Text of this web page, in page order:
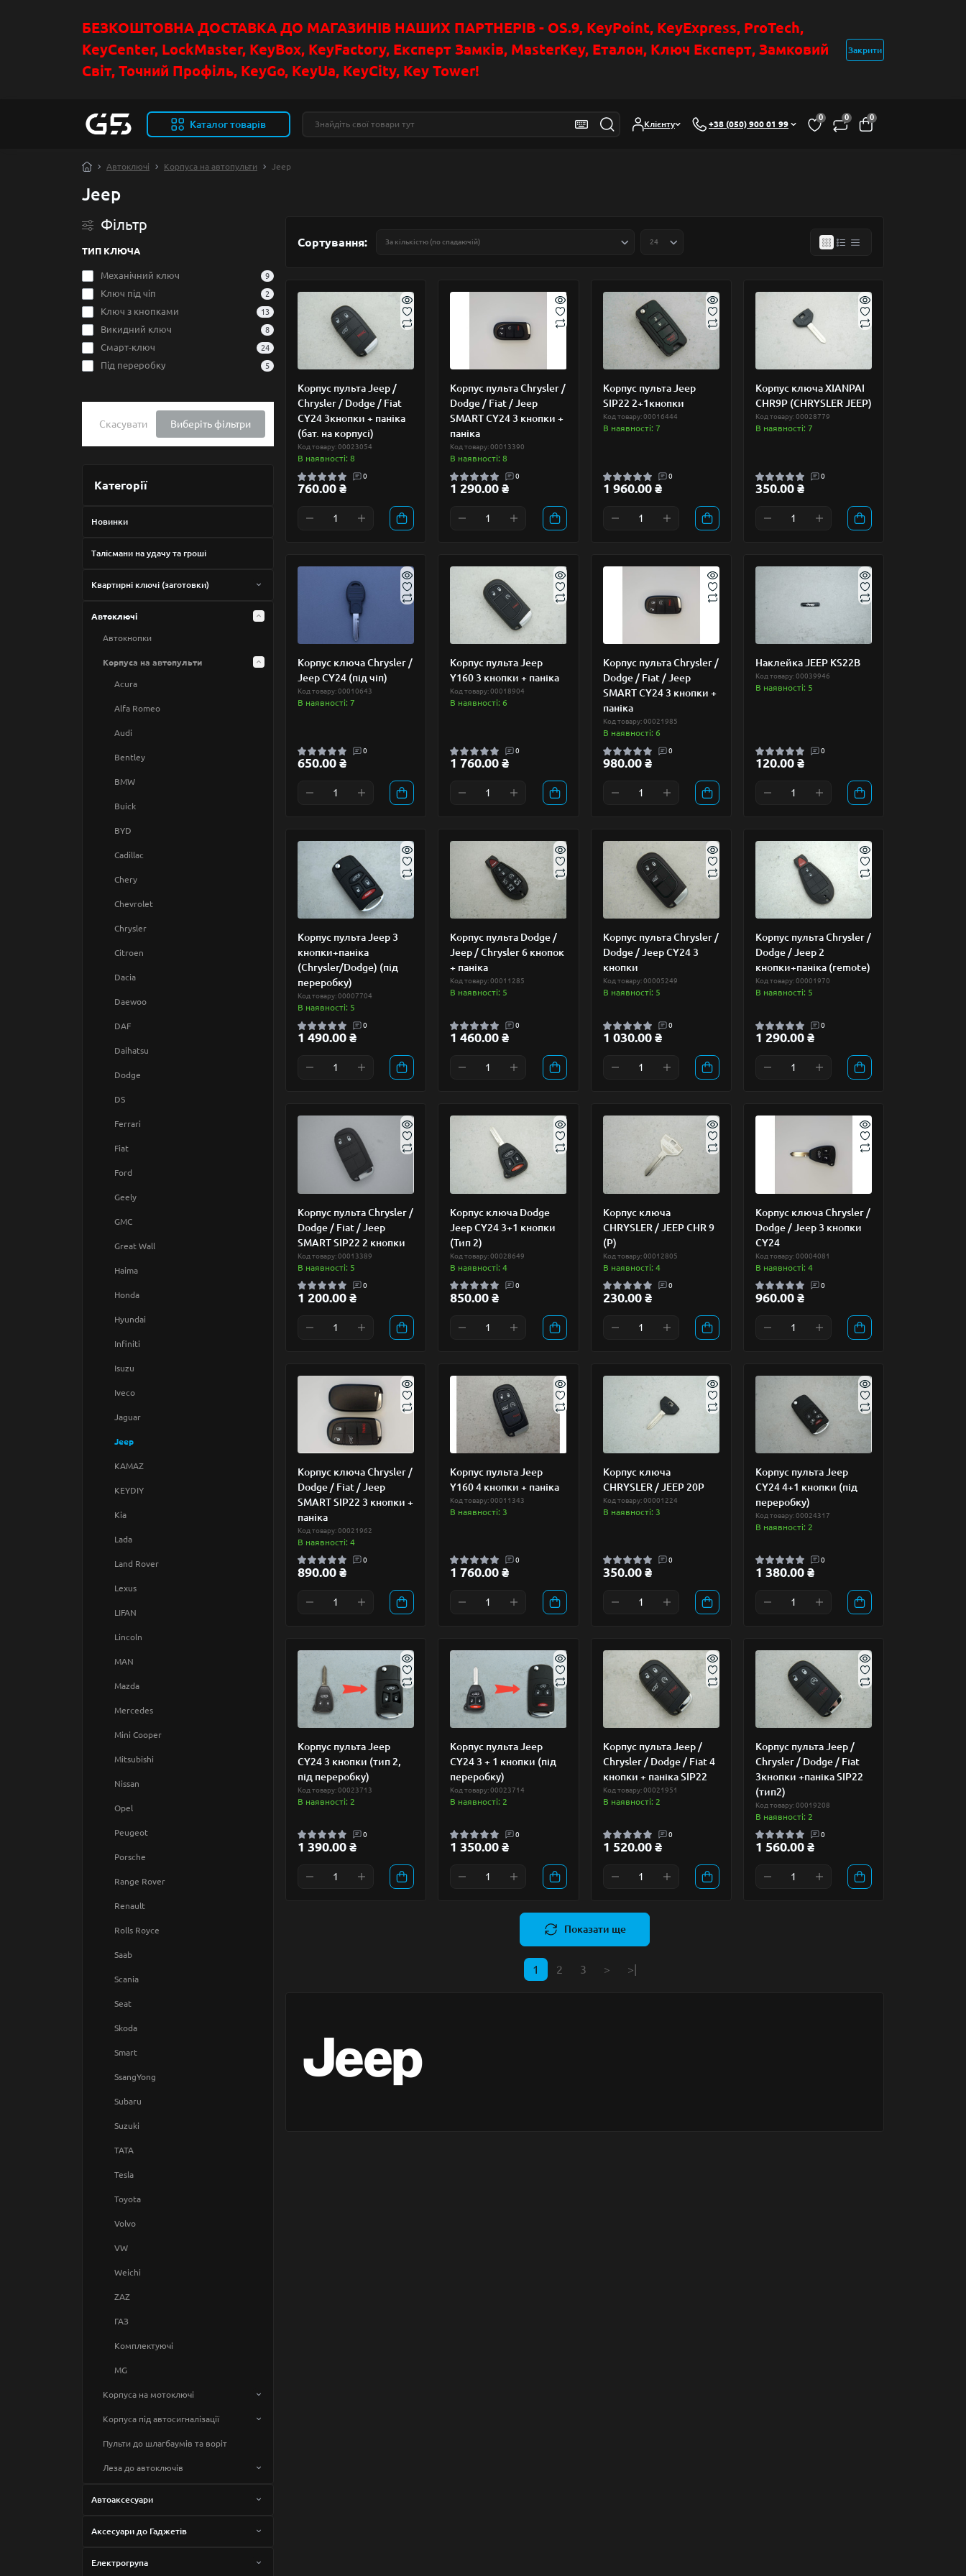
БЕЗКОШТОВНА ДОСТАВКА ДО МАГАЗИНІВ НАШИХ ПАРТНЕРІВ - OS.9, KeyPoint, KeyExpress, ProTech,
KeyCenter, LockMaster, KeyBox, KeyFactory, Експерт Замків, MasterKey, Еталон, Ключ Експерт, Замковий
Світ, Точний Профіль, KeyGo, KeyUa, KeyCity, Key Tower!
Закрити
Каталог товарів Клієнту +38 (050) 900 01 99
0 0 0
Автоключі Корпуса на автопульти Jeep
Jeep
Фільтр
ТИП КЛЮЧА
Механічний ключ 9
Ключ під чіп 2
Ключ з кнопками 13
Викидний ключ 8
Смарт-ключ 24
Під переробку 5
Скасувати Виберіть фільтри
Категорії
Новинки
Талісмани на удачу та гроші
Квартирні ключі (заготовки)
Авто
Бренд
Валюта
Природа
Різне
Тваринки
Автоключі
Автокнопки
Корпуса на автопульти
Acura
Alfa Romeo
Audi
Bentley
BMW
Buick
BYD
Cadillac
Chery
Chevrolet
Chrysler
Citroen
Dacia
Daewoo
DAF
Daihatsu
Dodge
DS
Ferrari
Fiat
Ford
Geely
GMC
Great Wall
Haima
Honda
Hyundai
Infiniti
Isuzu
Iveco
Jaguar
Jeep
KAMAZ
KEYDIY
Kia
Lada
Land Rover
Lexus
LIFAN
Lincoln
MAN
Mazda
Mercedes
Mini Cooper
Mitsubishi
Nissan
Opel
Peugeot
Porsche
Range Rover
Renault
Rolls Royce
Saab
Scania
Seat
Skoda
Smart
SsangYong
Subaru
Suzuki
TATA
Tesla
Toyota
Volvo
VW
Weichi
ZAZ
ГАЗ
Комплектуючі
MG
Корпуса на мотоключі
Kawasaki
KTM
Корпуса під автосигналізації
Sheriff
StarLine
Пульти до шлагбаумів та воріт
Леза до автоключів
Audi
BMW
Автоаксесуари
Yamaha
Acura
Аварійні інструменти
Аксесуари до Гаджетів
Електрогрупа
Сортування:
Корпус пульта Jeep /
Chrysler / Dodge / Fiat
CY24 3кнопки + паніка
(бат. на корпусі)
Код товару: 00023054
В наявності: 8
0
760.00 ₴
Корпус пульта Chrysler /
Dodge / Fiat / Jeep
SMART CY24 3 кнопки +
паніка
Код товару: 00013390
В наявності: 8
0
1 290.00 ₴
Корпус пульта Jeep
SIP22 2+1кнопки
Код товару: 00016444
В наявності: 7
0
1 960.00 ₴
Корпус ключа XIANPAI
CHR9P (CHRYSLER JEEP)
Код товару: 00028779
В наявності: 7
0
350.00 ₴
Корпус ключа Chrysler /
Jeep CY24 (під чіп)
Код товару: 00010643
В наявності: 7
0
650.00 ₴
Корпус пульта Jeep
Y160 3 кнопки + паніка
Код товару: 00018904
В наявності: 6
0
1 760.00 ₴
Корпус пульта Chrysler /
Dodge / Fiat / Jeep
SMART CY24 3 кнопки +
паніка
Код товару: 00021985
В наявності: 6
0
980.00 ₴
Наклейка JEEP KS22B
Код товару: 00039946
В наявності: 5
0
120.00 ₴
Корпус пульта Jeep 3
кнопки+паніка
(Chrysler/Dodge) (під
переробку)
Код товару: 00007704
В наявності: 5
0
1 490.00 ₴
Корпус пульта Dodge /
Jeep / Chrysler 6 кнопок
+ паніка
Код товару: 00011285
В наявності: 5
0
1 460.00 ₴
Корпус пульта Chrysler /
Dodge / Jeep CY24 3
кнопки
Код товару: 00005249
В наявності: 5
0
1 030.00 ₴
Корпус пульта Chrysler /
Dodge / Jeep 2
кнопки+паніка (remote)
Код товару: 00001970
В наявності: 5
0
1 290.00 ₴
Корпус пульта Chrysler /
Dodge / Fiat / Jeep
SMART SIP22 2 кнопки
Код товару: 00013389
В наявності: 5
0
1 200.00 ₴
Корпус ключа Dodge
Jeep CY24 3+1 кнопки
(Тип 2)
Код товару: 00028649
В наявності: 4
0
850.00 ₴
Корпус ключа
CHRYSLER / JEEP CHR 9
(P)
Код товару: 00012805
В наявності: 4
0
230.00 ₴
Корпус ключа Chrysler /
Dodge / Jeep 3 кнопки
CY24
Код товару: 00004081
В наявності: 4
0
960.00 ₴
Корпус ключа Chrysler /
Dodge / Fiat / Jeep
SMART SIP22 3 кнопки +
паніка
Код товару: 00021962
В наявності: 4
0
890.00 ₴
Корпус пульта Jeep
Y160 4 кнопки + паніка
Код товару: 00011343
В наявності: 3
0
1 760.00 ₴
Корпус ключа
CHRYSLER / JEEP 20P
Код товару: 00001224
В наявності: 3
0
350.00 ₴
Корпус пульта Jeep
CY24 4+1 кнопки (під
переробку)
Код товару: 00024317
В наявності: 2
0
1 380.00 ₴
Корпус пульта Jeep
CY24 3 кнопки (тип 2,
під переробку)
Код товару: 00023713
В наявності: 2
0
1 390.00 ₴
Корпус пульта Jeep
CY24 3 + 1 кнопки (під
переробку)
Код товару: 00023714
В наявності: 2
0
1 350.00 ₴
Корпус пульта Jeep /
Chrysler / Dodge / Fiat 4
кнопки + паніка SIP22
Код товару: 00021951
В наявності: 2
0
1 520.00 ₴
Корпус пульта Jeep /
Chrysler / Dodge / Fiat
3кнопки +паніка SIP22
(тип2)
Код товару: 00019208
В наявності: 2
0
1 560.00 ₴
Показати ще
1 2 3 > >|